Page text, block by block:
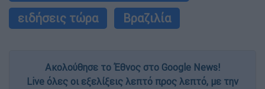
ειδήσεις τώρα
Βραζιλία
Ακολούθησε το Έθνος στο Google News!
Live όλες οι εξελίξεις λεπτό προς λεπτό, με την